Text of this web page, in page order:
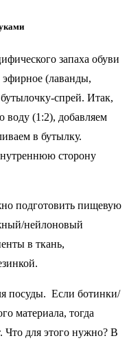
запаха обуви
эфирное (лаванды,
спрей. Итак,
воду (1:2), добавляем
в бутылку.
сторону
подготовить пищевую
нейлоновый
в ткань,
посуды. Если ботинки/
материала, тогда
Что для этого нужно? В